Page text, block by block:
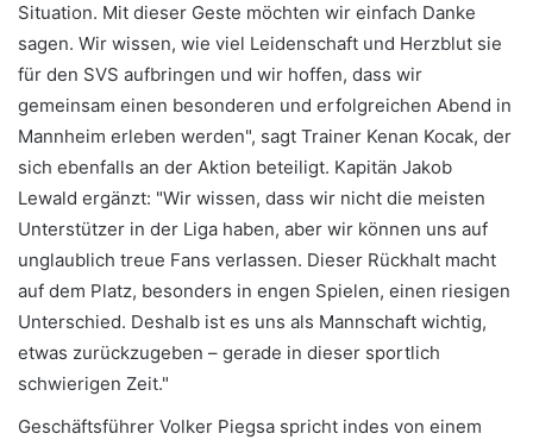
Situation. Mit dieser Geste möchten wir einfach Danke
sagen. Wir wissen, wie viel Leidenschaft und Herzblut sie
für den SVS aufbringen und wir hoffen, dass wir
gemeinsam einen besonderen und erfolgreichen Abend in
Mannheim erleben werden", sagt Trainer Kenan Kocak, der
sich ebenfalls an der Aktion beteiligt. Kapitän Jakob
Lewald ergänzt: "Wir wissen, dass wir nicht die meisten
Unterstützer in der Liga haben, aber wir können uns auf
unglaublich treue Fans verlassen. Dieser Rückhalt macht
auf dem Platz, besonders in engen Spielen, einen riesigen
Unterschied. Deshalb ist es uns als Mannschaft wichtig,
etwas zurückzugeben – gerade in dieser sportlich
schwierigen Zeit."
Geschäftsführer Volker Piegsa spricht indes von einem